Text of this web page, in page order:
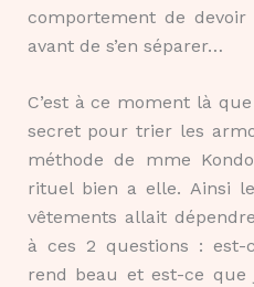
comportement de
avant de s’en séparer…
C’est à ce moment là
secret pour trier les
méthode de mme
rituel bien a elle. Ainsi
vêtements allait
à ces 2 questions :
rend beau et est-ce